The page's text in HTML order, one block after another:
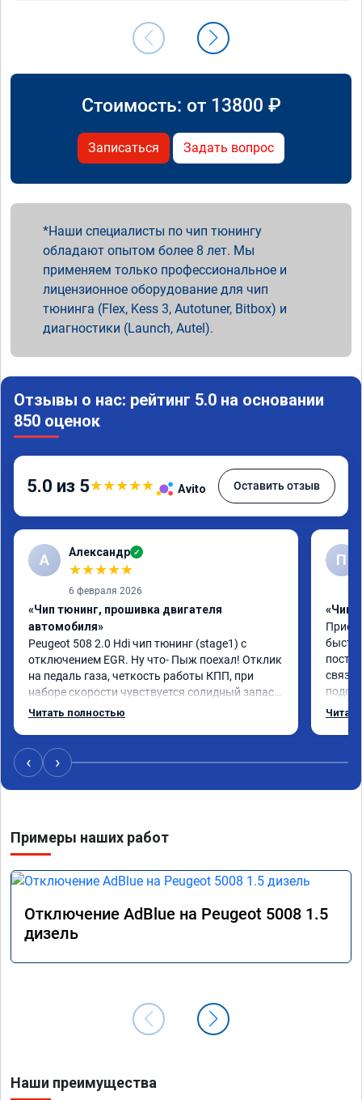
Стоимость: от 13800 ₽
Записаться Задать вопрос
Наши специалисты по чип тюнингу
обладают опытом более 8 лет. Мы
применяем только профессиональное и
лицензионное оборудование для чип
тюнинга (Flex, Kess 3, Autotuner, Bitbox) и
диагностики (Launch, Autel).
Отзывы о нас: рейтинг 5.0 на основании
850 оценок
5.0 из 5★★★★★ Avito Оставить отзыв
А Александр ✓
★★★★★
6 февраля 2026
«Чип тюнинг, прошивка двигателя
автомобиля»
Peugeot 508 2.0 Hdi чип тюнинг (stage1) с
отключением EGR. Ну что- Пыж поехал! Отклик
на педаль газа, четкость работы КПП, при
наборе скорости чувствуется солидный запас
мощности. Ребята постарались на совесть,
Читать полностью
П
«Чип
‹ ›
Примеры наших работ
Отключение AdBlue на Peugeot 5008 1.5
дизель
Наши преимущества